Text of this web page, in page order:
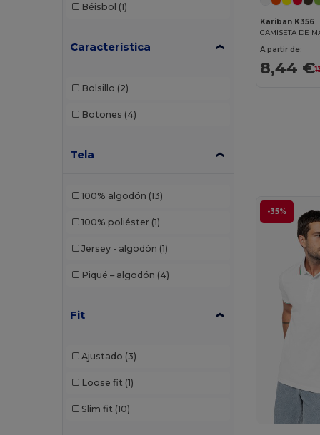
Karlowsky
Les Filosophes
Malfini (92)
Mumbles (1)
Mustaghata (3)
Napapijri (1)
Neoblu (6)
Pen Duick (13)
Piccolio (10)
Premier (2)
Béisbol (1)
Característica
Bolsillo (2)
Botones (4)
Tela
100% algodón (13)
100% poliéster (1)
Jersey - algodón (1)
Piqué – algodón (4)
Fit
Ajustado (3)
Loose fit (1)
Slim fit (10)
Kariban K356
A partir de:
8,44 €
-35%